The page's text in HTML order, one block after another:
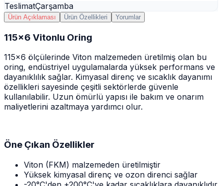
TeslimatÇarşamba
Ürün Açıklaması Ürün Özellikleri Yorumlar
115x6 Vitonlu Oring
115x6 ölçülerinde Viton malzemeden üretilmiş olan bu
oring, endüstriyel uygulamalarda yüksek performans ve
dayanıklılık sağlar. Kimyasal direnç ve sıcaklık dayanımı
özellikleri sayesinde çeşitli sektörlerde güvenle
kullanılabilir. Uzun ömürlü yapısı ile bakım ve onarım
maliyetlerini azaltmaya yardımcı olur.
Öne Çıkan Özellikler
Viton (FKM) malzemeden üretilmiştir
Yüksek kimyasal direnç ve ozon direnci sağlar